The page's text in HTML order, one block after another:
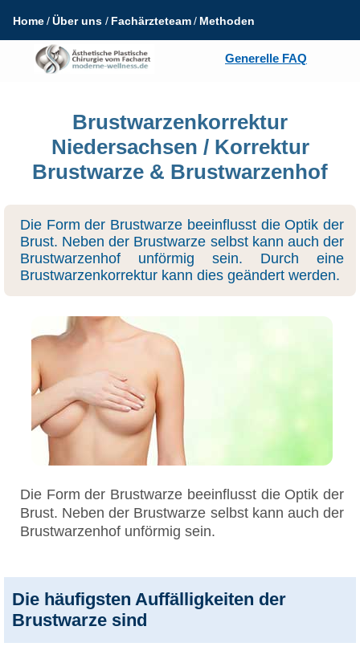
Generelle FAQ
Home Über uns Fachärzteteam Methoden
Brustwarzenkorrektur
Niedersachsen / Korrektur
Brustwarze & Brustwarzenhof
Die Form der Brustwarze beeinflusst die Optik der
Brust. Neben der Brustwarze selbst kann auch der
Brustwarzenhof unförmig sein. Durch eine
Brustwarzenkorrektur kann dies geändert werden.
Die Form der Brustwarze beeinflusst die Optik der
Brust. Neben der Brustwarze selbst kann auch der
Brustwarzenhof unförmig sein.
Die häufigsten Auffälligkeiten der
Brustwarze sind